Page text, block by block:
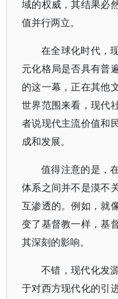
域的权威，其结果必
值并行两立。
在全球化时代，
元化格局是否具有普
的这一幕，正在其他
世界范围来看，现代
者说现代主流价值和
成和发展。
值得注意的是，
体系之间并不是漠不
互渗透的。例如，就
变了基督教一样，基
其深刻的影响。
不错，现代化发
于对西方现代化的引